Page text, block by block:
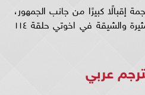
الحلقة ١١٤ مترجمة إقبالًا كبيرًا من جانب الجمهور،
خاصة بعد توالي الأحداث المثيرة والشيقة في اخوتي حلقة ١١٤